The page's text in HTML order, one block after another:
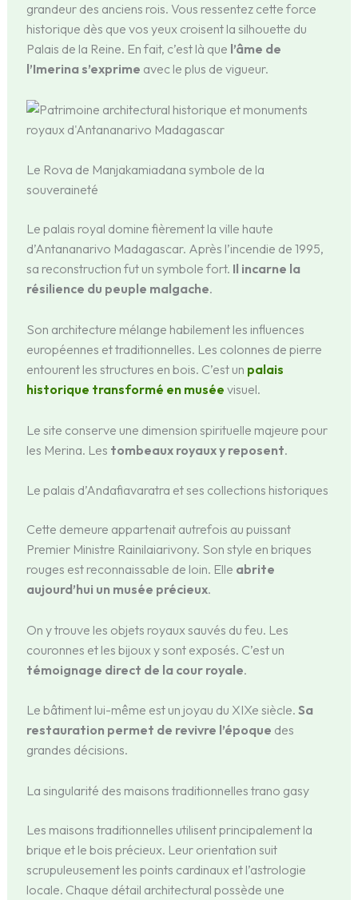
grandeur des anciens rois. Vous ressentez cette force
historique dès que vos yeux croisent la silhouette du
Palais de la Reine. En fait, c’est là que l’âme de
l’Imerina s’exprime avec le plus de vigueur.
Le Rova de Manjakamiadana symbole de la
souveraineté
Le palais royal domine fièrement la ville haute
d’Antananarivo Madagascar. Après l’incendie de 1995,
sa reconstruction fut un symbole fort. Il incarne la
résilience du peuple malgache.
Son architecture mélange habilement les influences
européennes et traditionnelles. Les colonnes de pierre
entourent les structures en bois. C’est un palais
historique transformé en musée visuel.
Le site conserve une dimension spirituelle majeure pour
les Merina. Les tombeaux royaux y reposent.
Le palais d’Andafiavaratra et ses collections historiques
Cette demeure appartenait autrefois au puissant
Premier Ministre Rainilaiarivony. Son style en briques
rouges est reconnaissable de loin. Elle abrite
aujourd’hui un musée précieux.
On y trouve les objets royaux sauvés du feu. Les
couronnes et les bijoux y sont exposés. C’est un
témoignage direct de la cour royale.
Le bâtiment lui-même est un joyau du XIXe siècle. Sa
restauration permet de revivre l’époque des
grandes décisions.
La singularité des maisons traditionnelles trano gasy
Les maisons traditionnelles utilisent principalement la
brique et le bois précieux. Leur orientation suit
scrupuleusement les points cardinaux et l’astrologie
locale. Chaque détail architectural possède une